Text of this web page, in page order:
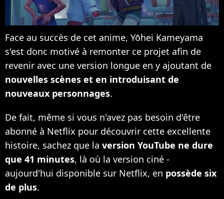
Face au succès de cet anime, Yōhei Kameyama
s'est donc motivé à remonter ce projet afin de
revenir avec une version longue en y ajoutant de
nouvelles scènes et en introduisant de
nouveaux personnages.
De fait, même si vous n'avez pas besoin d'être
abonné à Netflix pour découvrir cette excellente
histoire, sachez que la version YouTube ne dure
que 41 minutes, là où la version ciné -
aujourd'hui disponible sur Netflix, en possède six
de plus.